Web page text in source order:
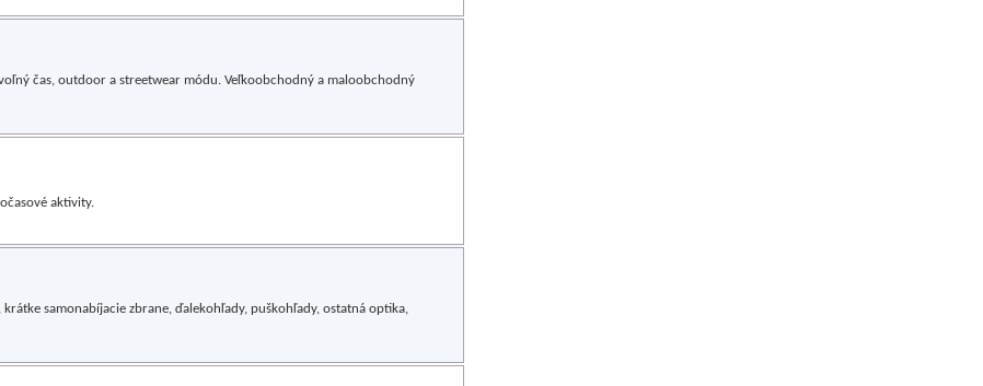
čas, outdoor a streetwear módu. Veľkoobchodný a maloobchodný
aktivity.
samonabíjacie zbrane, ďalekohľady, puškohľady, ostatná optika,